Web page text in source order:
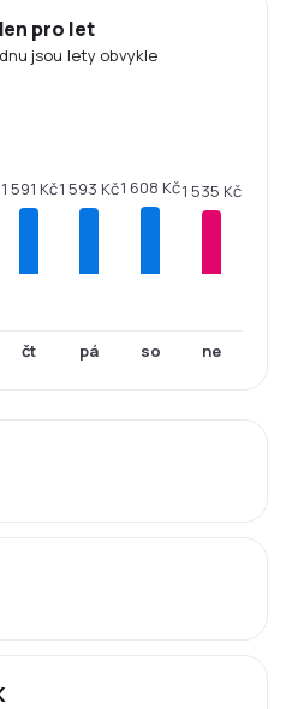
pro let
jsou lety obvykle
1 591 Kč
čt
1 593 Kč
pá
1 608 Kč
so
1 535 Kč
ne